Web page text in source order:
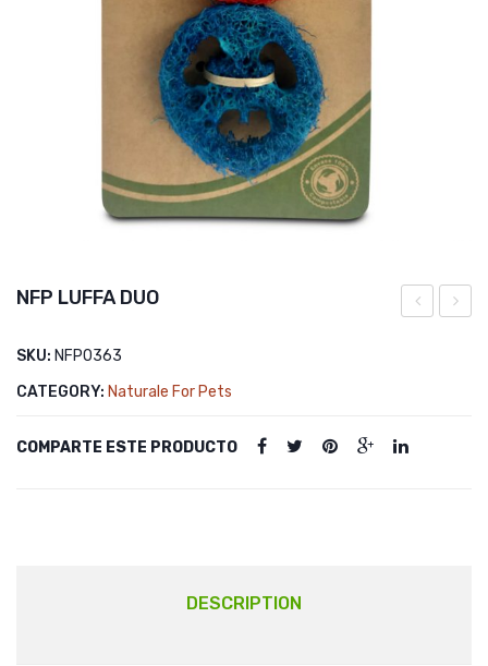
CUBOS
NFP LUFFA DUO
SKU: NFP0363
CATEGORY: Naturale For Pets
COMPARTE ESTE PRODUCTO
DESCRIPTION